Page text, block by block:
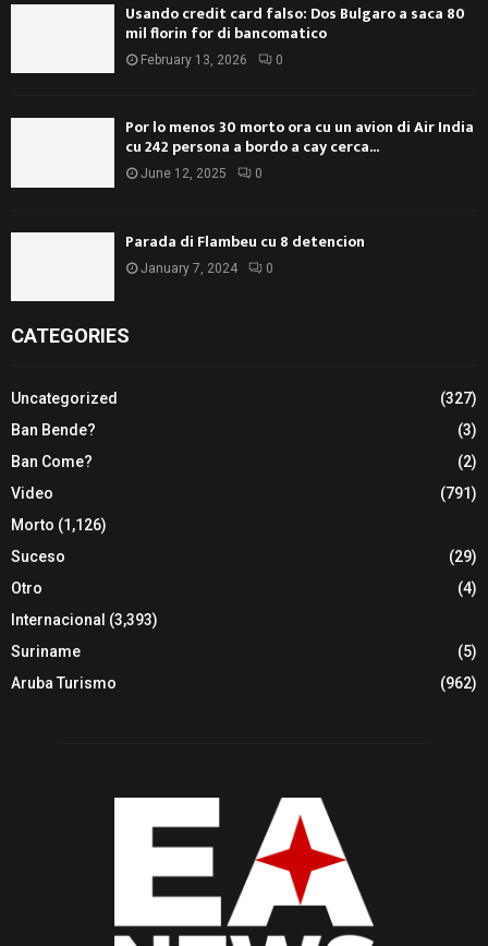
Usando credit card falso: Dos Bulgaro a saca 80
mil florin for di bancomatico
February 13, 2026 0
Por lo menos 30 morto ora cu un avion di Air India
cu 242 persona a bordo a cay cerca...
June 12, 2025 0
Parada di Flambeu cu 8 detencion
January 7, 2024 0
CATEGORIES
Uncategorized
(327)
Ban Bende?
(3)
Ban Come?
(2)
Video
(791)
Morto (1,126)
Suceso
(29)
Otro
(4)
Internacional (3,393)
Suriname
(5)
Aruba Turismo
(962)